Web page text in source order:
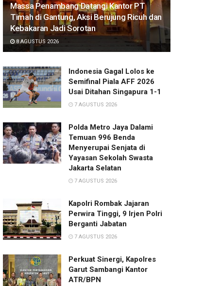
Massa Penambang Datangi Kantor PT
Timah di Gantung, Aksi Berujung Ricuh dan
Kebakaran Jadi Sorotan
8 AGUSTUS 2026
Indonesia Gagal Lolos ke
Semifinal Piala AFF 2026
Usai Ditahan Singapura 1-1
7 AGUSTUS 2026
Polda Metro Jaya Dalami
Temuan 996 Benda
Menyerupai Senjata di
Yayasan Sekolah Swasta
Jakarta Selatan
7 AGUSTUS 2026
Kapolri Rombak Jajaran
Perwira Tinggi, 9 Irjen Polri
Berganti Jabatan
7 AGUSTUS 2026
Perkuat Sinergi, Kapolres
Garut Sambangi Kantor
ATR/BPN